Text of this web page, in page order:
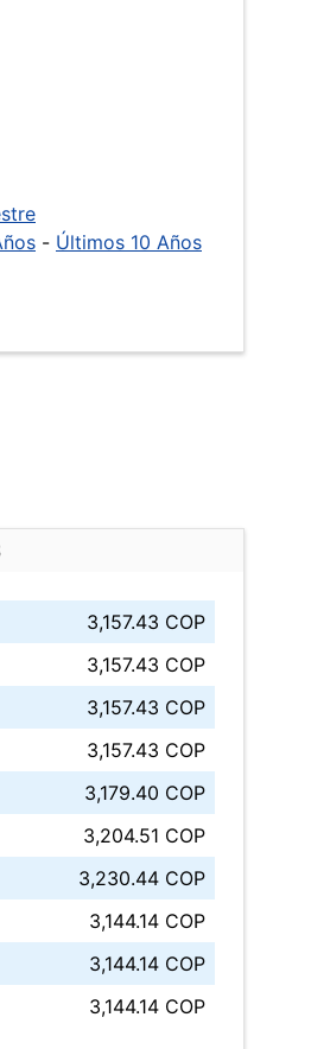
- Últimos 10 Años
3,157.43 COP
3,157.43 COP
3,157.43 COP
3,157.43 COP
3,179.40 COP
3,204.51 COP
3,230.44 COP
3,144.14 COP
3,144.14 COP
3,144.14 COP